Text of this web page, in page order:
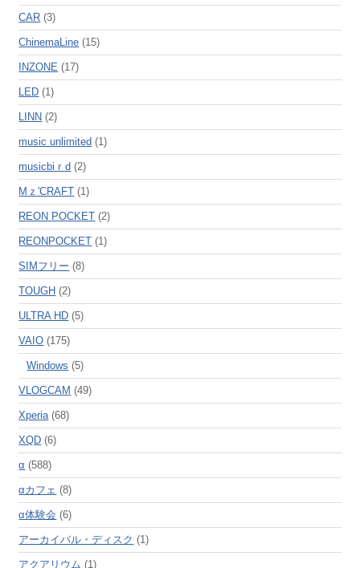
CAR (3)
ChinemaLine (15)
INZONE (17)
LED (1)
LINN (2)
music unlimited (1)
musicbiｒd (2)
Mｚ'CRAFT (1)
REON POCKET (2)
REONPOCKET (1)
SIMフリー (8)
TOUGH (2)
ULTRA HD (5)
VAIO (175)
Windows (5)
VLOGCAM (49)
Xperia(68)
XQD (6)
α (588)
αカフェ (8)
α体験会 (6)
アーカイバル・ディスク (1)
アクアリウム (1)